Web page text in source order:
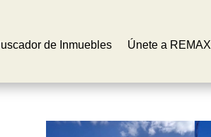
de Inmuebles Únete a REMAX